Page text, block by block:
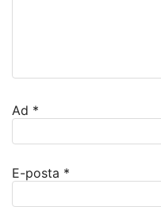
Ad *
E-posta *